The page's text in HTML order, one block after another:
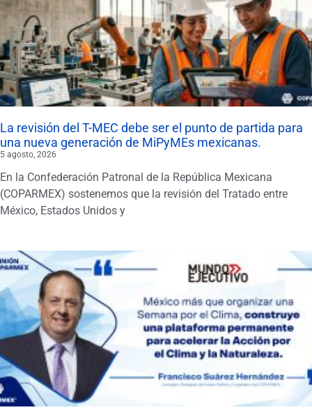
La revisión del T-MEC debe ser el punto de partida para
una nueva generación de MiPyMEs mexicanas.
5 agosto, 2026
En la Confederación Patronal de la República Mexicana
(COPARMEX) sostenemos que la revisión del Tratado entre
México, Estados Unidos y